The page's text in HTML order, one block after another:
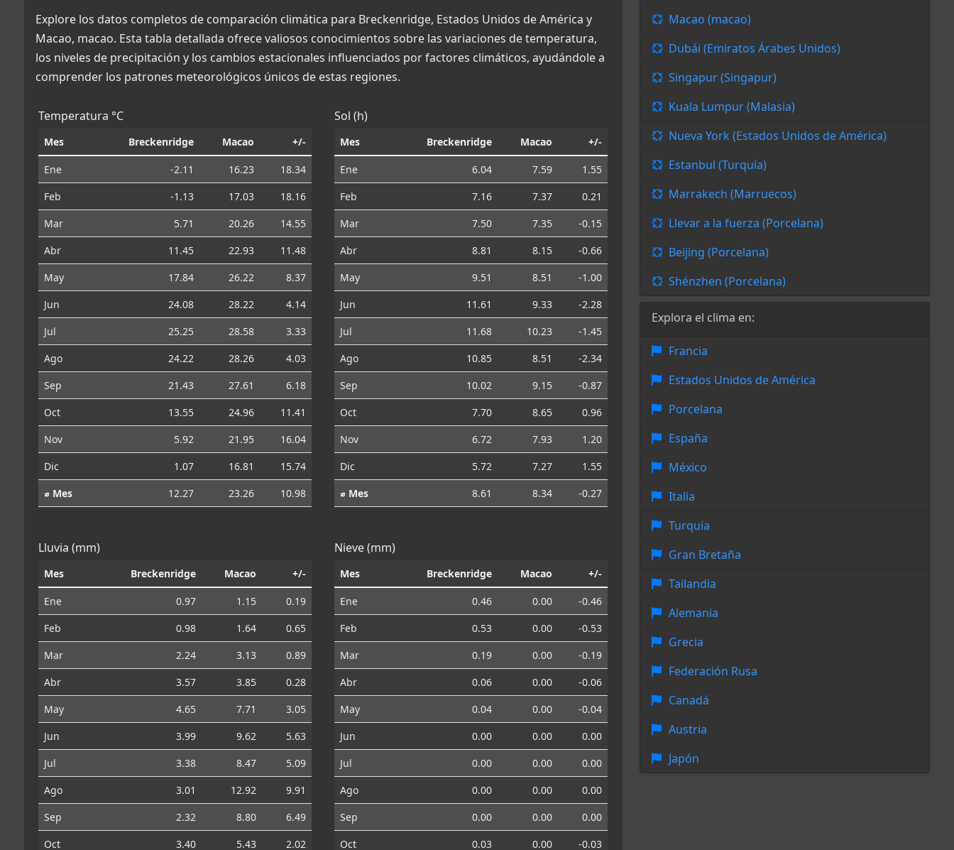
Explore los datos completos de comparación climática para Breckenridge, Estados Unidos de América y
Macao, macao. Esta tabla detallada ofrece valiosos conocimientos sobre las variaciones de temperatura,
los niveles de precipitación y los cambios estacionales influenciados por factores climáticos, ayudándole a
comprender los patrones meteorológicos únicos de estas regiones.
Temperatura °C
Mes Breckenridge Macao +/-
Ene -2.11 16.23
18.34
Feb
-1.13 17.03
18.16
Mar
5.71 20.26
14.55
Abr
11.45 22.93
11.48
May
17.84 26.22
8.37
Jun
24.08 28.22
4.14
Jul
25.25 28.58
3.33
Ago
24.22 28.26
4.03
Sep
21.43 27.61
6.18
Oct
13.55 24.96
11.41
Nov
5.92 21.95
16.04
Dic
1.07 16.81
15.74
⌀ Mes
12.27 23.26 10.98
Sol (h)
Mes Breckenridge Macao +/-
Ene 6.04 7.59
1.55
Feb
7.16 7.37
0.21
Mar
7.50 7.35
-0.15
Abr
8.81 8.15
-0.66
May
9.51 8.51
-1.00
Jun
11.61 9.33
-2.28
Jul
11.68 10.23
-1.45
Ago
10.85 8.51
-2.34
Sep
10.02 9.15
-0.87
Oct
7.70 8.65
0.96
Nov
6.72 7.93
1.20
Dic
5.72 7.27
1.55
⌀ Mes
8.61 8.34 -0.27
Lluvia (mm)
Mes Breckenridge Macao +/-
Ene 0.97 1.15
0.19
Feb
0.98 1.64
0.65
Mar
2.24 3.13
0.89
Abr
3.57 3.85
0.28
May
4.65 7.71
3.05
Jun
3.99 9.62
5.63
Jul
3.38 8.47
5.09
Ago
3.01 12.92
9.91
Sep
2.32 8.80
6.49
Oct
3.40 5.43 2.02
Nieve (mm)
Mes Breckenridge Macao +/-
Ene 0.46 0.00
-0.46
Feb
0.53 0.00
-0.53
Mar
0.19 0.00
-0.19
Abr
0.06 0.00
-0.06
May
0.04 0.00
-0.04
Jun
0.00 0.00
0.00
Jul
0.00 0.00
0.00
Ago
0.00 0.00
0.00
Sep
0.00 0.00
0.00
Oct
0.03 0.00 -0.03
Macao (macao)
Dubái (Emiratos Árabes Unidos)
Singapur (Singapur)
Kuala Lumpur (Malasia)
Nueva York (Estados Unidos de América)
Estanbul (Turquía)
Marrakech (Marruecos)
Llevar a la fuerza (Porcelana)
Beijing (Porcelana)
Shénzhen (Porcelana)
Explora el clima en:
Francia
Estados Unidos de América
Porcelana
España
México
Italia
Turquía
Gran Bretaña
Tailandia
Alemania
Grecia
Federación Rusa
Canadá
Austria
Japón